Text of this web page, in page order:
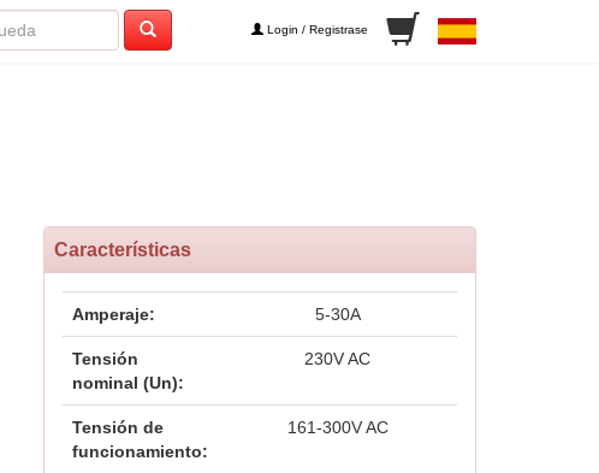
Login / Registrase
Características
Amperaje: 5-30A
Tensión
nominal (Un):
230V AC
Tensión de
funcionamiento:
161-300V AC